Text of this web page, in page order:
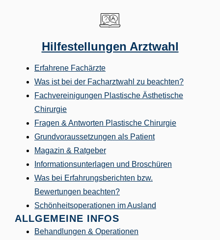
Hilfestellungen Arztwahl
Erfahrene Fachärzte
Was ist bei der Facharztwahl zu beachten?
Fachvereinigungen Plastische Ästhetische
Chirurgie
Fragen & Antworten Plastische Chirurgie
Grundvoraussetzungen als Patient
Magazin & Ratgeber
Informationsunterlagen und Broschüren
Was bei Erfahrungsberichten bzw.
Bewertungen beachten?
Schönheitsoperationen im Ausland
ALLGEMEINE INFOS
Behandlungen & Operationen